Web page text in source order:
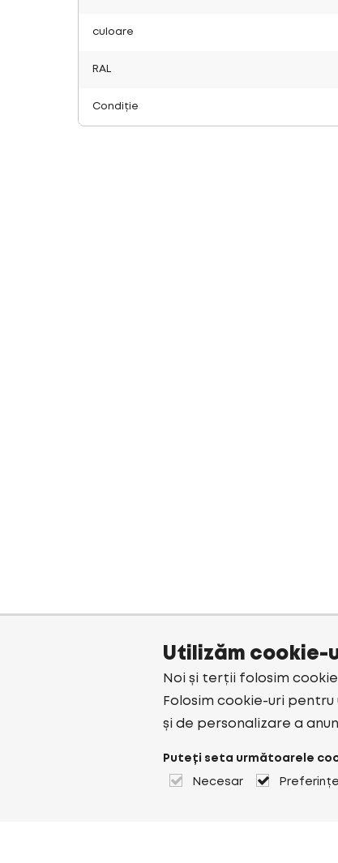
culoare
RAL
Condiție
Utilizăm cookie-
Noi și terții folosim
Folosim cookie-uri
și de personalizare a
Puteți seta următoarele
Necesar Preferințe